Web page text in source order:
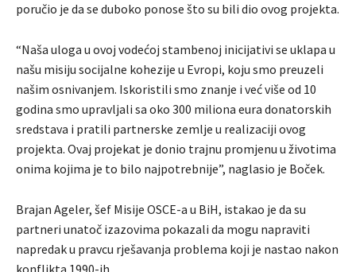
poručio je da se duboko ponose što su bili dio ovog projekta.
“Naša uloga u ovoj vodećoj stambenoj inicijativi se uklapa u
našu misiju socijalne kohezije u Evropi, koju smo preuzeli
našim osnivanjem. Iskoristili smo znanje i već više od 10
godina smo upravljali sa oko 300 miliona eura donatorskih
sredstava i pratili partnerske zemlje u realizaciji ovog
projekta. Ovaj projekat je donio trajnu promjenu u životima
onima kojima je to bilo najpotrebnije”, naglasio je Boček.
Brajan Ageler, šef Misije OSCE-a u BiH, istakao je da su
partneri unatoč izazovima pokazali da mogu napraviti
napredak u pravcu rješavanja problema koji je nastao nakon